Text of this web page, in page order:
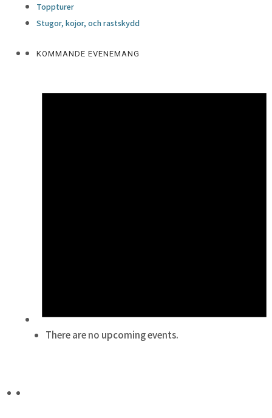
Toppturer
Stugor, kojor, och rastskydd
KOMMANDE EVENEMANG
There are no upcoming events.